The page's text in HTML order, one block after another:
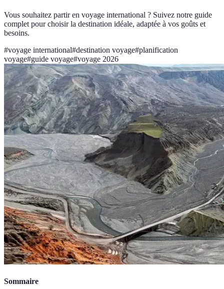
Vous souhaitez partir en voyage international ? Suivez notre guide
complet pour choisir la destination idéale, adaptée à vos goûts et
besoins.
#voyage international#destination voyage#planification
voyage#guide voyage#voyage 2026
Sommaire